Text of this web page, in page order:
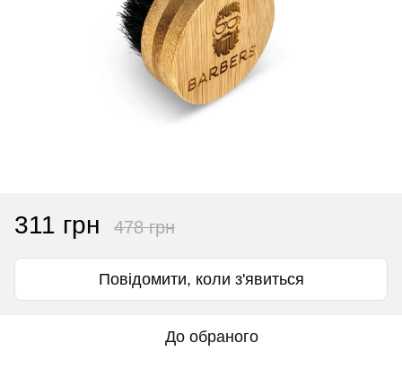
311 грн 478 грн
Повідомити, коли з'явиться
До обраного